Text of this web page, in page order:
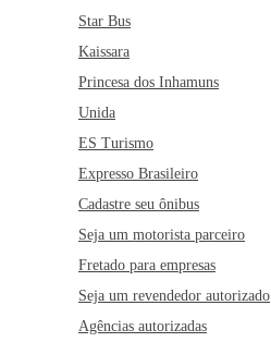
Star Bus
Kaissara
Princesa dos Inhamuns
Unida
ES Turismo
Expresso Brasileiro
Cadastre seu ônibus
Seja um motorista parceiro
Fretado para empresas
Seja um revendedor autorizado
Agências autorizadas